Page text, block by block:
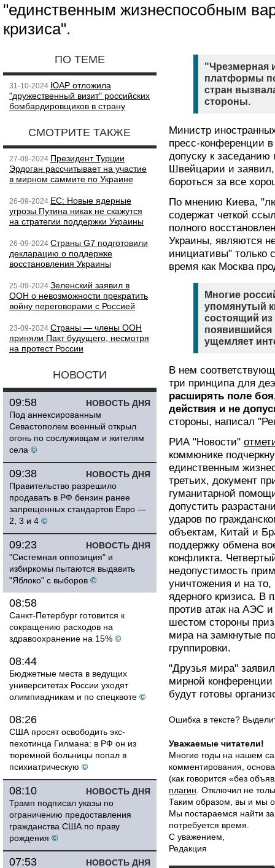
"единственным жизнеспособным
кризиса".
ПО ТЕМЕ
31-10-2024 ЮАР отложила
"дружественный визит" российских
бомбардировщиков в страну
СМОТРИТЕ ТАКЖЕ
27-09-2024 Президент Турции
Эрдоган рассчитывает на участие
в мирном саммите по Украине
26-09-2024 ЕС: Новые ядерные
угрозы Путина никак не скажутся
на стратегии поддержки Украины
26-09-2024 Страны G7 подготовили
декларацию о поддержке
восстановления Украины
25-09-2024 Зеленский заявил в
ООН о невозможности прекратить
войну переговорами с Россией
23-09-2024 Страны — члены ООН
приняли Пакт будущего, несмотря
на протест России
НОВОСТИ
НОВОСТЬ ДНЯ
09:58
Под аннексированным
Севастополем военный открыл
огонь по сослуживцам и жителям
села ©
НОВОСТЬ ДНЯ
09:38
Правительство разрешило
продавать в РФ бензин ранее
запрещенных стандартов Евро —
2, 3 и 4 ©
НОВОСТЬ ДНЯ
09:23
"Системная оппозиция" и
избиркомы пытаются выдавить
"Яблоко" с выборов ©
08:58
Санкт-Петербург готовится к
сокращению расходов на
здравоохранение на 15% ©
08:44
Бюджетные места в ведущих
университетах России уходят
олимпиадникам и по спецквоте ©
08:26
США просят освободить экс-
пехотинца Гилмана: в РФ он из
тюремной больницы попал в
психиатрическую ©
НОВОСТЬ ДНЯ
08:10
Трамп подписал указы по
ограничению предоставления
гражданства США по праву
рождения ©
НОВОСТЬ ДНЯ
07:53
"Чрезмерная
платформы
стран
стороны.
Министр
пресс-конференции
допуску к
Швейцарии и
бороться за все
По мнению Киева,
содержат четкой
полного
Украины, являются
инициативы" только
время как Москва
Многие
упомянутый
состоящий из
появившийся
ущемляет
В нем
три принципа для
расширять поле
действия и не
стороны, написал
РИА "Новости"
коммюнике
единственным
третьих, документ
гуманитарной
допустить
ударов по
объектам, Китай и
поддержку обмена
конфликта.
недопустимость
уничтожения и на то,
ядерного кризиса. В
против атак на АЭС
шестом стороны
мира на замкнутые
группировки.
"Друзья мира"
мирной
будут готовы
Ошибка в тексте?
Уважаемые читатели!
Многие годы на нашем
комментирования,
(как говорится «без
плагин . Отключил не
Таким образом, вы и мы
Мы постараемся найти
потребуется время.
С уважением,
Редакция